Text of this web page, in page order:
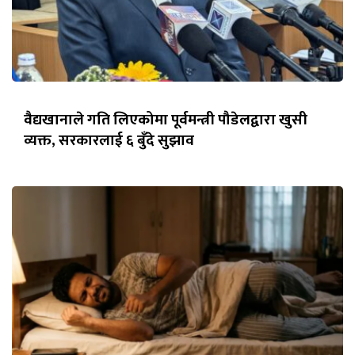
वैद्यखानाले गति लिएकोमा पूर्वमन्त्री पौडेलद्वारा खुसी
व्यक्त, सरकारलाई ६ बुँदे सुझाव